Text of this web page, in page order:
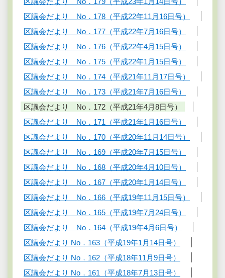
区議会だより No．178（平成22年11月16日号）
区議会だより No．177（平成22年7月16日号）
区議会だより No．176（平成22年4月15日号）
区議会だより No．175（平成22年1月15日号）
区議会だより No．174（平成21年11月17日号）
区議会だより No．173（平成21年7月16日号）
区議会だより No．172（平成21年4月8日号）
区議会だより No．171（平成21年1月16日号）
区議会だより No．170（平成20年11月14日号）
区議会だより No．169（平成20年7月15日号）
区議会だより No．168（平成20年4月10日号）
区議会だより No．167（平成20年1月14日号）
区議会だより No．166（平成19年11月15日号）
区議会だより No．165（平成19年7月24日号）
区議会だより No．164（平成19年4月6日号）
区議会だより No．163（平成19年1月14日号）
区議会だより No．162（平成18年11月9日号）
区議会だより No．161（平成18年7月13日号）